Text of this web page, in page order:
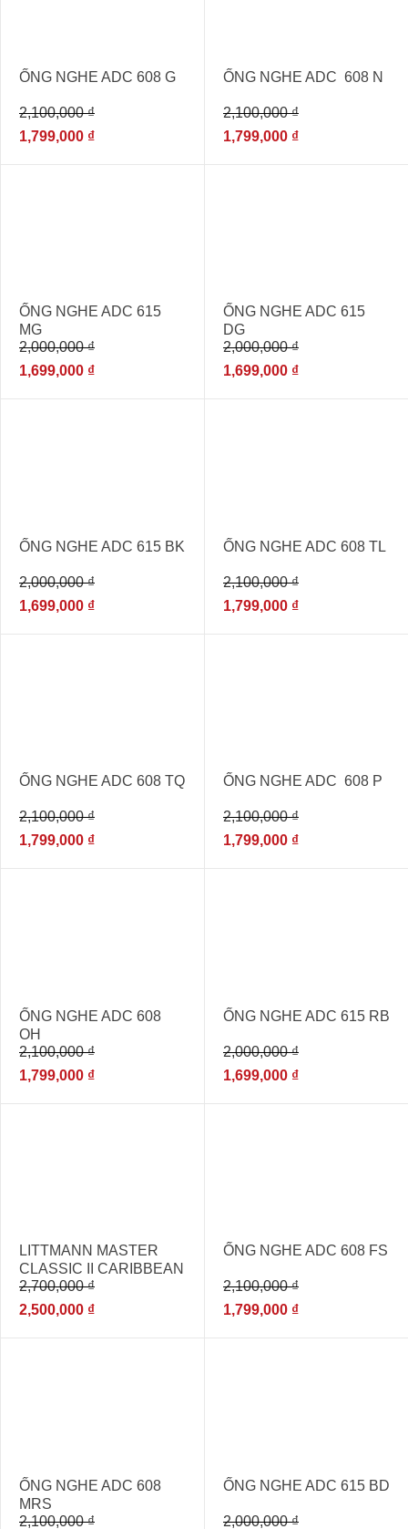
ỐNG NGHE ADC 608 G
2,100,000₫
1,799,000 ₫
ỐNG NGHE ADC 608 N
2,100,000₫
1,799,000 ₫
ỐNG NGHE ADC 615
MG
2,000,000₫
1,699,000 ₫
ỐNG NGHE ADC 615
DG
2,000,000₫
1,699,000 ₫
ỐNG NGHE ADC 615 BK
2,000,000₫
1,699,000 ₫
ỐNG NGHE ADC 608 TL
2,100,000₫
1,799,000 ₫
ỐNG NGHE ADC 608 TQ
2,100,000₫
1,799,000 ₫
ỐNG NGHE ADC 608 P
2,100,000₫
1,799,000 ₫
ỐNG NGHE ADC 608
OH
2,100,000₫
1,799,000 ₫
ỐNG NGHE ADC 615 RB
2,000,000₫
1,699,000 ₫
LITTMANN MASTER
CLASSIC II CARIBBEAN
BLUE 2630
2,700,000₫
2,500,000 ₫
ỐNG NGHE ADC 608 FS
2,100,000₫
1,799,000 ₫
ỐNG NGHE ADC 608
MRS
2,100,000₫
ỐNG NGHE ADC 615 BD
2,000,000₫